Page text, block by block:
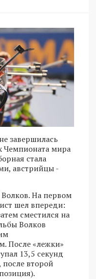
завершилась
Чемпионата мира
стала
австрийцы -
На первом
шел впереди:
сместился на
Волков
После «лежки»
13,5 секунд
второй